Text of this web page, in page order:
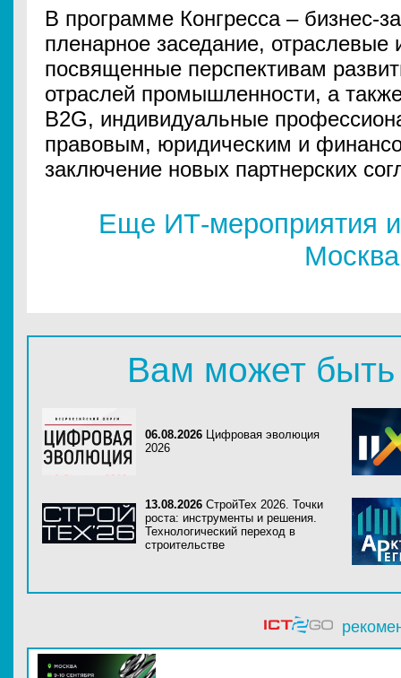
В программе Конгресса – бизнес-
пленарное заседание, отраслевые
посвященные перспективам
отраслей промышленности, а
B2G, индивидуальные
правовым, юридическим и
заключение новых партнерских
Еще ИТ-мероприятия
Москва
Вам может быть
06.08.2026 Цифровая эволюция
2026
13.08.2026 СтройТех 2026. Точки
роста: инструменты и решения.
Технологический переход в
строительстве